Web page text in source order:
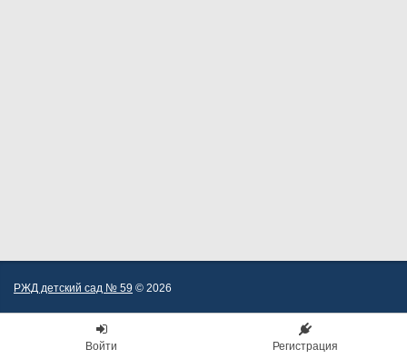
РЖД детский сад № 59 © 2026
Войти Регистрация